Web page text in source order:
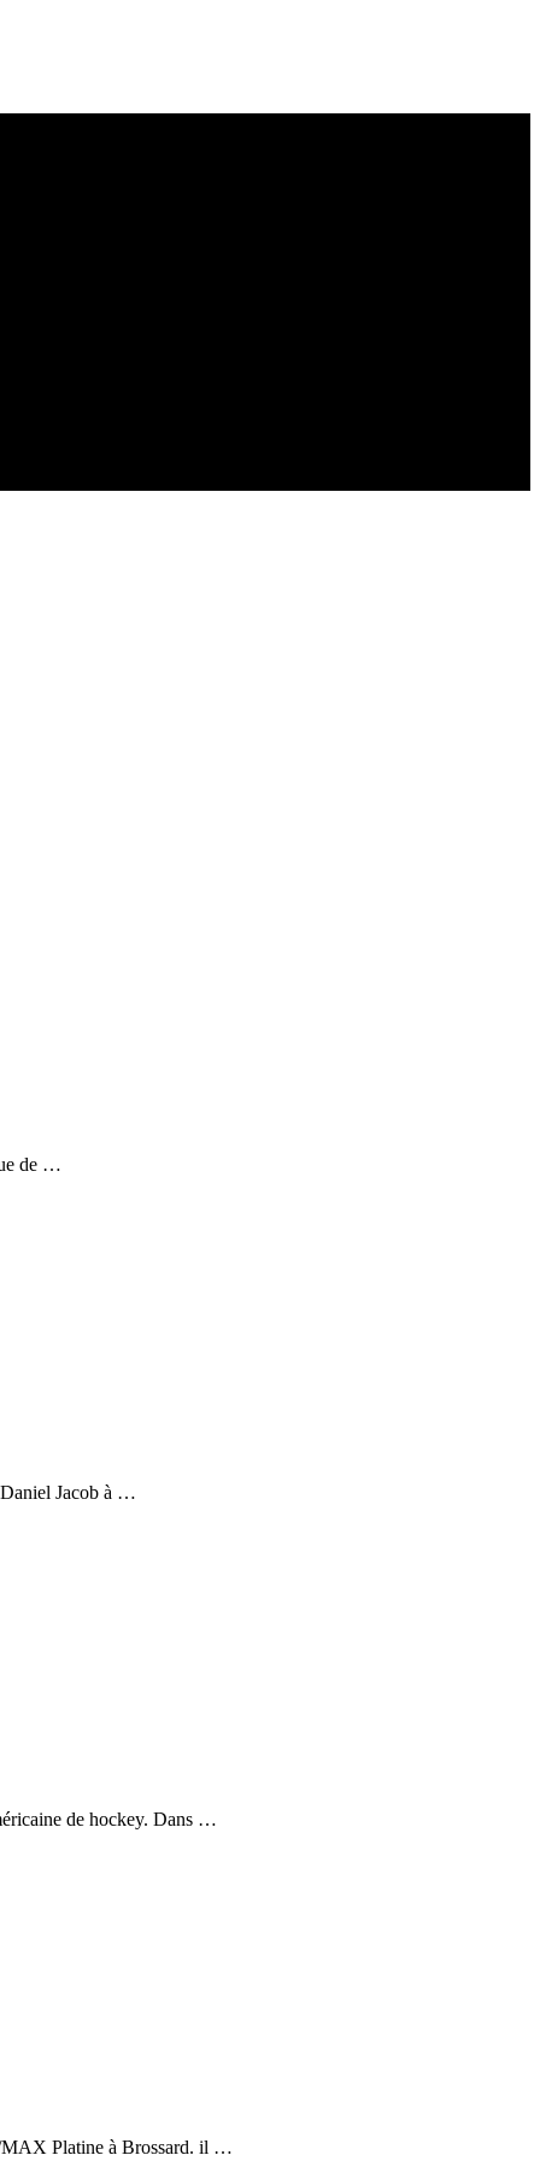
de …
Daniel Jacob à …
de hockey. Dans …
MAX Platine à Brossard. il …